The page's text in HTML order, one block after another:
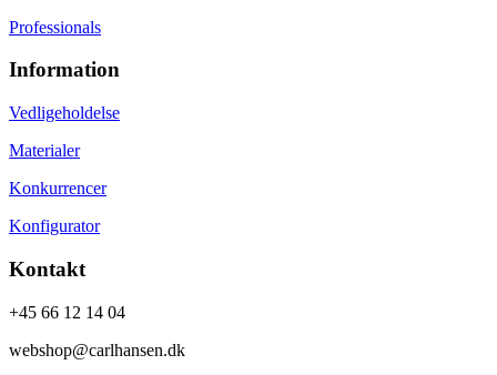
Professionals
Information
Vedligeholdelse
Materialer
Konkurrencer
Konfigurator
Kontakt
+45 66 12 14 04
webshop@carlhansen.dk